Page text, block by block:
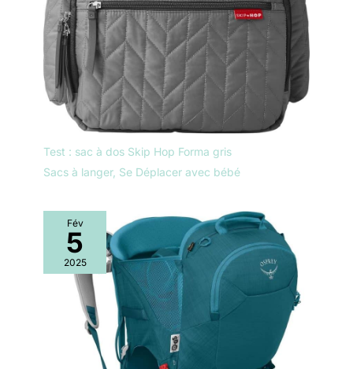
Test : sac à dos Skip Hop Forma gris
Sacs à langer, Se Déplacer avec bébé
Fév
5
2025